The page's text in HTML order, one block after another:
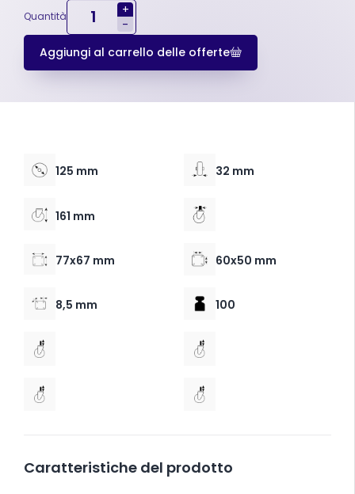
Quantità
+
-
Aggiungi al carrello delle offerte
125 mm 32 mm
161 mm
77x67 mm 60x50 mm
8,5 mm 100
Caratteristiche del prodotto